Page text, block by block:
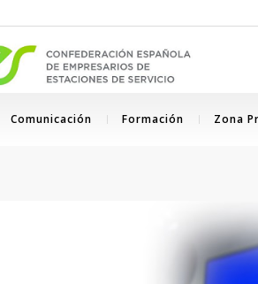
Comunicación Formación Zona